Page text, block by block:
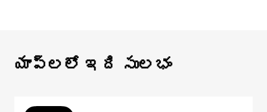
యాప్‌లలో ఇది సులభం